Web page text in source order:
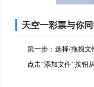
2、安装进行中，耐
天空一彩票与你
第一步：选择/拖拽文
点击“添加文件”按钮从